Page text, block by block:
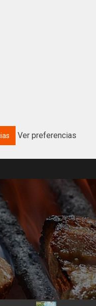
Ver preferencias